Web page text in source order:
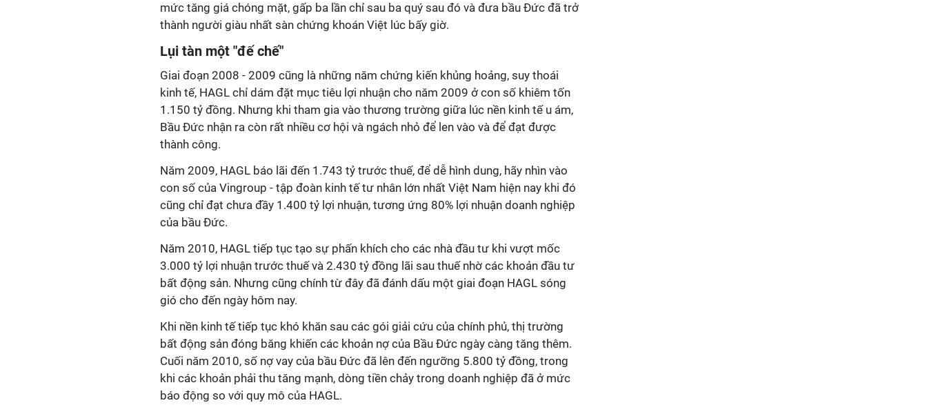
mức tăng giá chóng mặt, gấp ba lần chỉ sau ba quý sau đó và đưa bầu Đức đã trở
thành người giàu nhất sàn chứng khoán Việt lúc bấy giờ.
Lụi tàn một "đế chế"
Giai đoạn 2008 - 2009 cũng là những năm chứng kiến khủng hoảng, suy thoái
kinh tế, HAGL chỉ dám đặt mục tiêu lợi nhuận cho năm 2009 ở con số khiêm tốn
1.150 tỷ đồng. Nhưng khi tham gia vào thương trường giữa lúc nền kinh tế u ám,
Bầu Đức nhận ra còn rất nhiều cơ hội và ngách nhỏ để len vào và để đạt được
thành công.
Năm 2009, HAGL báo lãi đến 1.743 tỷ trước thuế, để dễ hình dung, hãy nhìn vào
con số của Vingroup - tập đoàn kinh tế tư nhân lớn nhất Việt Nam hiện nay khi đó
cũng chỉ đạt chưa đầy 1.400 tỷ lợi nhuận, tương ứng 80% lợi nhuận doanh nghiệp
của bầu Đức.
Năm 2010, HAGL tiếp tục tạo sự phấn khích cho các nhà đầu tư khi vượt mốc
3.000 tỷ lợi nhuận trước thuế và 2.430 tỷ đồng lãi sau thuế nhờ các khoản đầu tư
bất động sản. Nhưng cũng chính từ đây đã đánh dấu một giai đoạn HAGL sóng
gió cho đến ngày hôm nay.
Khi nền kinh tế tiếp tục khó khăn sau các gói giải cứu của chính phủ, thị trường
bất động sản đóng băng khiến các khoản nợ của Bầu Đức ngày càng tăng thêm.
Cuối năm 2010, số nợ vay của bầu Đức đã lên đến ngưỡng 5.800 tỷ đồng, trong
khi các khoản phải thu tăng mạnh, dòng tiền chảy trong doanh nghiệp đã ở mức
báo động so với quy mô của HAGL.